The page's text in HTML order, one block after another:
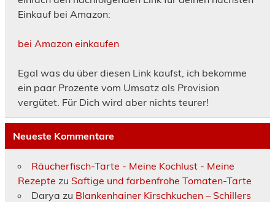
Einkauf bei Amazon:
bei Amazon einkaufen
Egal was du über diesen Link kaufst, ich bekomme
ein paar Prozente vom Umsatz als Provision
vergütet. Für Dich wird aber nichts teurer!
Neueste Kommentare
Räucherfisch-Tarte - Meine Kochlust - Meine
Rezepte zu Saftige und farbenfrohe Tomaten-Tarte
Darya zu Blankenhainer Kirschkuchen – Schillers